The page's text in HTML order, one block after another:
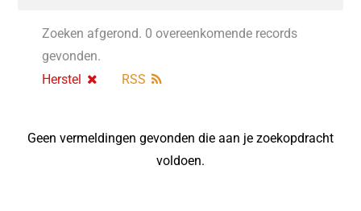
Zoeken afgerond. 0 overeenkomende records
gevonden.
Herstel
RSS
Geen vermeldingen gevonden die aan je zoekopdracht
voldoen.